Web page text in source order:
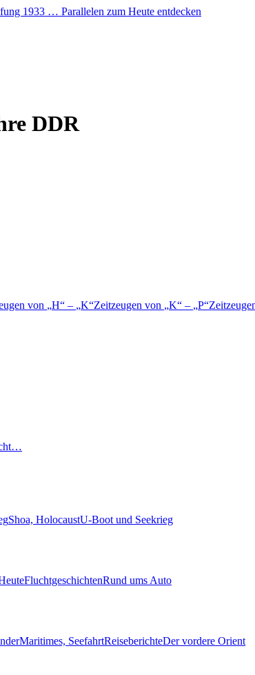
1933 … Parallelen zum Heute entdecken
von H – K Zeitzeugen von K – P
Shoa, HolocaustU-Boot und Seekrieg
FluchtgeschichtenRund ums Auto
Maritimes, SeefahrtReiseberichteDer vordere Orient
DDR